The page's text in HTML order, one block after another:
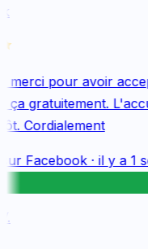
pour avoir
gratuitement.
Cordialement
Facebook· il y a 1